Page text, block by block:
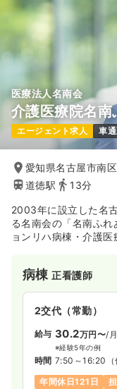
医療法人名南会
介護医療院名
エージェント求人 車
愛知県名古屋市南
道徳駅
13分
2003年に設立した名
る名南会の「名南ふ
ョンリハ病棟・介護
病棟正看護師
2交代（常勤）
給与 30.2万円〜/月
※経験5年の例
時間 7:50～16:20
年間休日121日